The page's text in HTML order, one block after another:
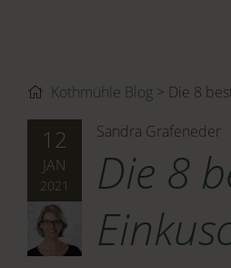
Kothmühle Blog Die 8
12
JAN
2021
Sandra Grafeneder
Die 8